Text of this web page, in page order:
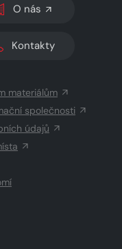
O nás
Kontakty
materiálům
společnosti
údajů